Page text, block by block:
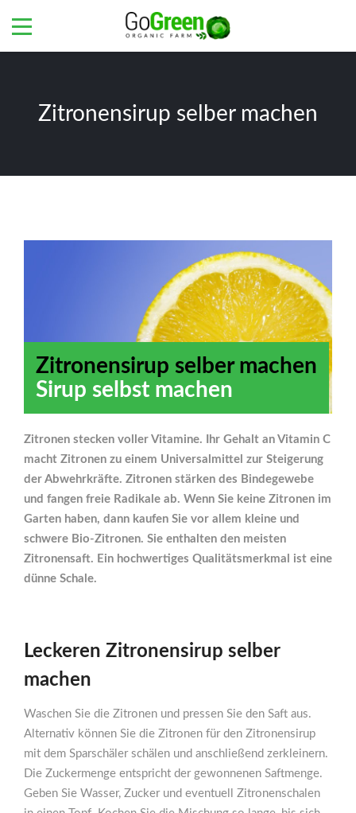
Zitronensirup selber machen
Zitronensirup selber machen
Sirup selbst machen
Zitronen stecken voller Vitamine. Ihr Gehalt an Vitamin C
macht Zitronen zu einem Universalmittel zur Steigerung
der Abwehrkräfte. Zitronen stärken des Bindegewebe
und fangen freie Radikale ab. Wenn Sie keine Zitronen im
Garten haben, dann kaufen Sie vor allem kleine und
schwere Bio-Zitronen. Sie enthalten den meisten
Zitronensaft. Ein hochwertiges Qualitätsmerkmal ist eine
dünne Schale.
Leckeren Zitronensirup selber
machen
Waschen Sie die Zitronen und pressen Sie den Saft aus.
Alternativ können Sie die Zitronen für den Zitronensirup
mit dem Sparschäler schälen und anschließend zerkleinern.
Die Zuckermenge entspricht der gewonnenen Saftmenge.
Geben Sie Wasser, Zucker und eventuell Zitronenschalen